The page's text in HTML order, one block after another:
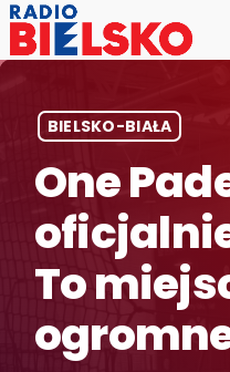
BIELSKO-BIAŁA
One
To